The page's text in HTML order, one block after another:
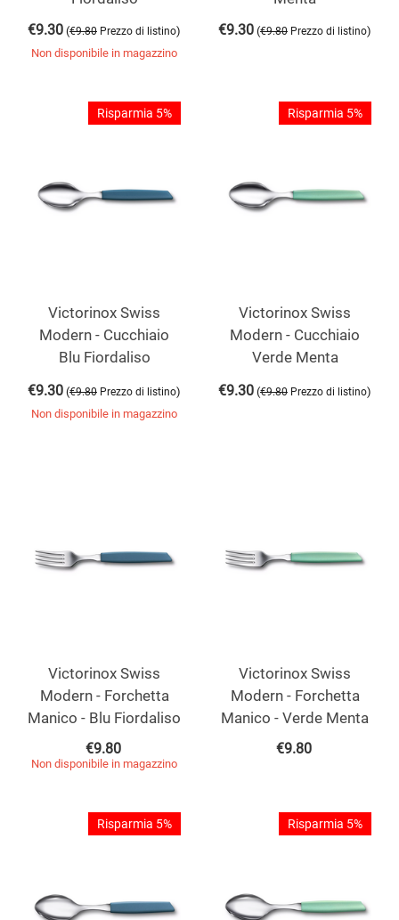
€9.30 (€9.80 Prezzo di listino)
Non disponibile in magazzino
€9.30 (€9.80 Prezzo di listino)
Risparmia 5%
Victorinox Swiss
Modern - Cucchiaio
Blu Fiordaliso
€9.30 (€9.80 Prezzo di listino)
Non disponibile in magazzino
Risparmia 5%
Victorinox Swiss
Modern - Cucchiaio
Verde Menta
€9.30 (€9.80 Prezzo di listino)
Victorinox Swiss
Modern - Forchetta
Manico - Blu Fiordaliso
€9.80
Non disponibile in magazzino
Victorinox Swiss
Modern - Forchetta
Manico - Verde Menta
€9.80
Risparmia 5% Risparmia 5%